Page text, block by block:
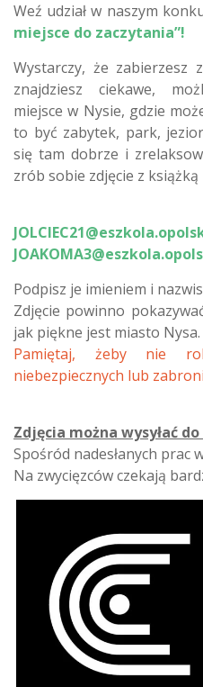
Weź udział w naszym
miejsce do zaczytania”!
Wystarczy, że zabierzesz
znajdziesz ciekawe,
miejsce w Nysie, gdzie
to być zabytek, park,
się tam dobrze i
zrób sobie zdjęcie z
Podpisz je imieniem i
Zdjęcie powinno
jak piękne jest miasto Nysa.
Pamiętaj, żeby nie
niebezpiecznych lub
Zdjęcia można wysyłać
Spośród nadesłanych prac
Na zwycięzców czekają